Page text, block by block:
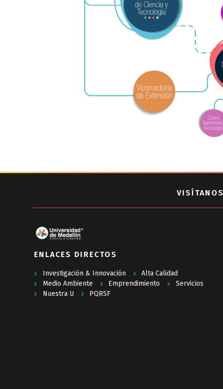
ENLACES DIRECTOS
Investigación & Innovación
Alta Calidad
Medio Ambiente
Emprendimiento
Servicios
Nuestra U
PQRSF